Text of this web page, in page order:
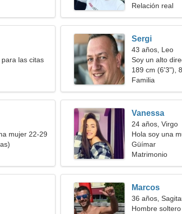
Relación real
las citas
Sergi
43 años, Leo
Soy un alto
tímida
189 cm (6'3"),
Familia
mujer 22-29
Vanessa
24 años, Virgo
Hola soy una
Güímar
Matrimonio
Marcos
36 años,
Hombre